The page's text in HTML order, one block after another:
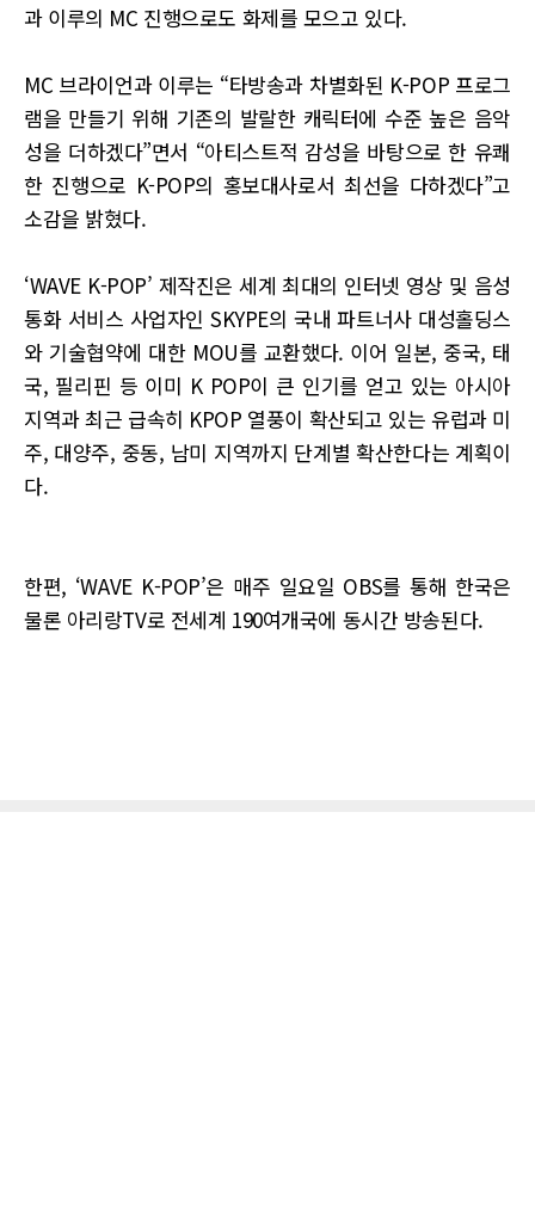
과 이루의 MC 진행으로도 화제를 모으고 있다.
MC 브라이언과 이루는 “타방송과 차별화된 K-POP 프로그
램을 만들기 위해 기존의 발랄한 캐릭터에 수준 높은 음악
성을 더하겠다”면서 “아티스트적 감성을 바탕으로 한 유쾌
한 진행으로 K-POP의 홍보대사로서 최선을 다하겠다”고
소감을 밝혔다.
‘WAVE K-POP’ 제작진은 세계 최대의 인터넷 영상 및 음성
통화 서비스 사업자인 SKYPE의 국내 파트너사 대성홀딩스
와 기술협약에 대한 MOU를 교환했다. 이어 일본, 중국, 태
국, 필리핀 등 이미 K POP이 큰 인기를 얻고 있는 아시아
지역과 최근 급속히 KPOP 열풍이 확산되고 있는 유럽과 미
주, 대양주, 중동, 남미 지역까지 단계별 확산한다는 계획이
다.
한편, ‘WAVE K-POP’은 매주 일요일 OBS를 통해 한국은
물론 아리랑TV로 전세계 190여개국에 동시간 방송된다.